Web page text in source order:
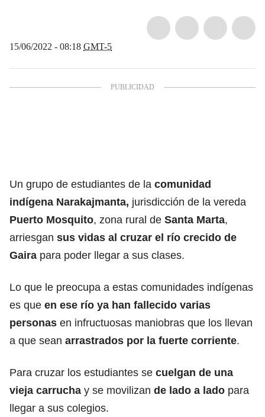
15/06/2022 - 08:18 GMT-5
Un grupo de estudiantes de la comunidad
indígena Narakajmanta, jurisdicción de la vereda
Puerto Mosquito, zona rural de Santa Marta,
arriesgan sus vidas al cruzar el río crecido de
Gaira para poder llegar a sus clases.
Lo que le preocupa a estas comunidades indígenas
es que en ese río ya han fallecido varias
personas en infructuosas maniobras que los llevan
a que sean arrastrados por la fuerte corriente.
Para cruzar los estudiantes se cuelgan de una
vieja carrucha y se movilizan de lado a lado para
llegar a sus colegios.